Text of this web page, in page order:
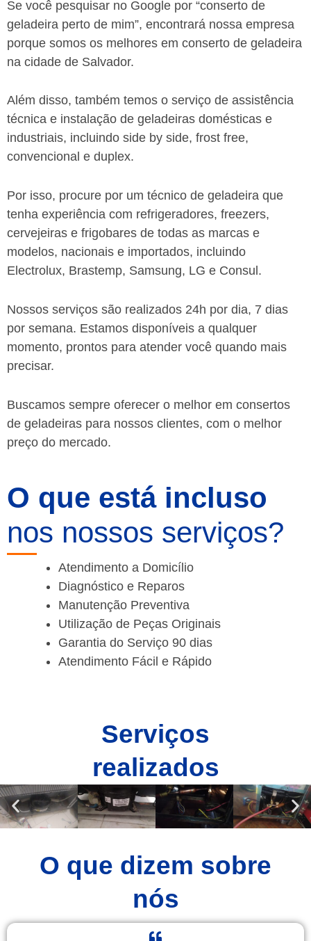
Se você pesquisar no Google por “conserto de
geladeira perto de mim”, encontrará nossa empresa
porque somos os melhores em conserto de geladeira
na cidade de Salvador.
Além disso, também temos o serviço de assistência
técnica e instalação de geladeiras domésticas e
industriais, incluindo side by side, frost free,
convencional e duplex.
Por isso, procure por um técnico de geladeira que
tenha experiência com refrigeradores, freezers,
cervejeiras e frigobares de todas as marcas e
modelos, nacionais e importados, incluindo
Electrolux, Brastemp, Samsung, LG e Consul.
Nossos serviços são realizados 24h por dia, 7 dias
por semana. Estamos disponíveis a qualquer
momento, prontos para atender você quando mais
precisar.
Buscamos sempre oferecer o melhor em consertos
de geladeiras para nossos clientes, com o melhor
preço do mercado.
O que está incluso
nos nossos serviços?
Atendimento a Domicílio
Diagnóstico e Reparos
Manutenção Preventiva
Utilização de Peças Originais
Garantia do Serviço 90 dias
Atendimento Fácil e Rápido
Serviços
realizados
O que dizem sobre
nós